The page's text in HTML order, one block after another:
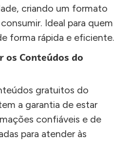
criando um formato
Ideal para quem
forma rápida e eficiente.
os Conteúdos do
gratuitos do
a garantia de estar
confiáveis e de
para atender às